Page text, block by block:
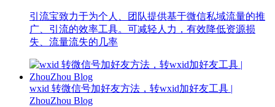
引流宝致力于为个人、团队提供基于微信私域流量的推
广、引流的效率工具。可减轻人力，有效降低资源损
失、流量流失的几率
wxid 转微信号加好友方法，转wxid加好友工具 |
ZhouZhou Blog